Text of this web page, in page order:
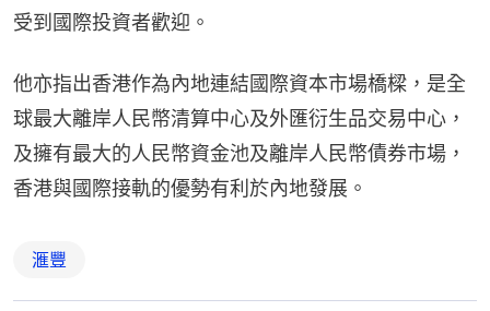
受到國際投資者歡迎。
他亦指出香港作為內地連結國際資本市場橋樑，是全
球最大離岸人民幣清算中心及外匯衍生品交易中心，
及擁有最大的人民幣資金池及離岸人民幣債券市場，
香港與國際接軌的優勢有利於內地發展。
滙豐